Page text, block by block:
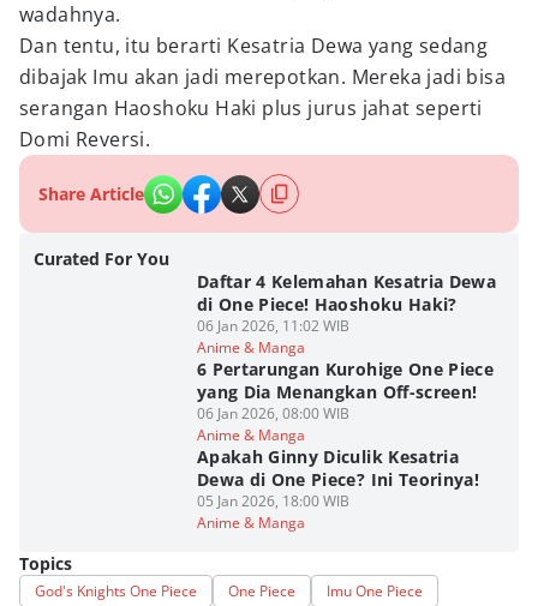
wadahnya.
Dan tentu, itu berarti Kesatria Dewa yang sedang
dibajak Imu akan jadi merepotkan. Mereka jadi bisa
serangan Haoshoku Haki plus jurus jahat seperti
Domi Reversi.
Share Article
Curated For You
Daftar 4 Kelemahan Kesatria Dewa
di One Piece! Haoshoku Haki?
06 Jan 2026, 11:02 WIB
Anime & Manga
6 Pertarungan Kurohige One Piece
yang Dia Menangkan Off-screen!
06 Jan 2026, 08:00 WIB
Anime & Manga
Apakah Ginny Diculik Kesatria
Dewa di One Piece? Ini Teorinya!
05 Jan 2026, 18:00 WIB
Anime & Manga
Topics
God's Knights One Piece One Piece Imu One Piece